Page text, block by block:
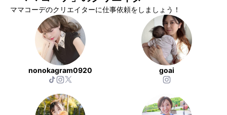
ママコーデのクリエイターに仕事依頼をしましょう！
nonokagram0920 goai